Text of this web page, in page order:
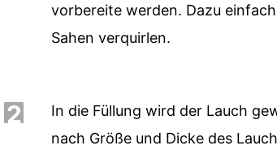
vorbereite werden. Dazu
Sahen verquirlen.
2
In die Füllung wird der Lauch
nach Größe und Dicke des